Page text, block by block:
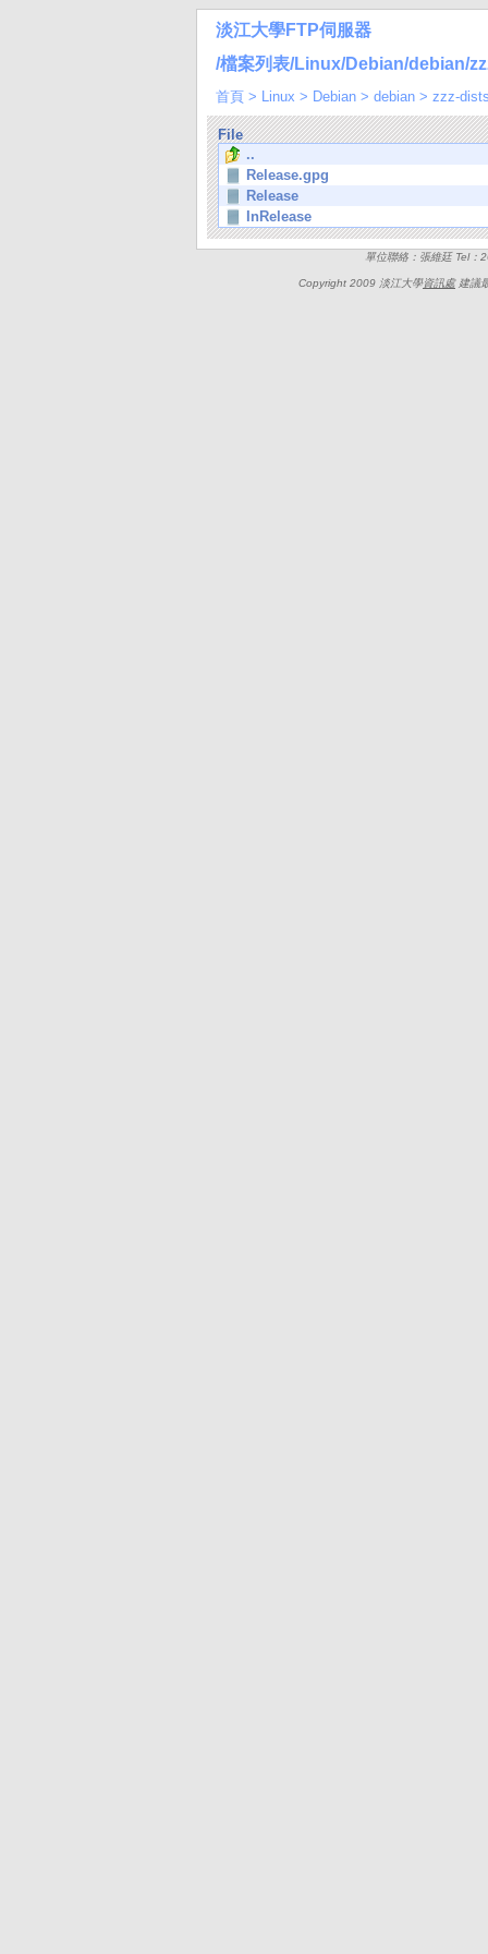
淡江大學FTP伺服器
/檔案列表/Linux/Debian/debian/
首頁 > Linux > Debian > debian > zzz-
File
..
Release.gpg
Release
InRelease
單位聯絡：張維廷 Tel
Copyright 2009 淡江大學資訊處建議